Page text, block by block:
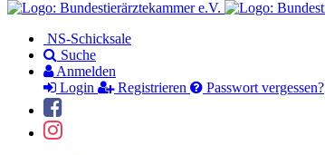
NS-Schicksale
Suche
Anmelden
Login
Registrieren Passwort vergessen?